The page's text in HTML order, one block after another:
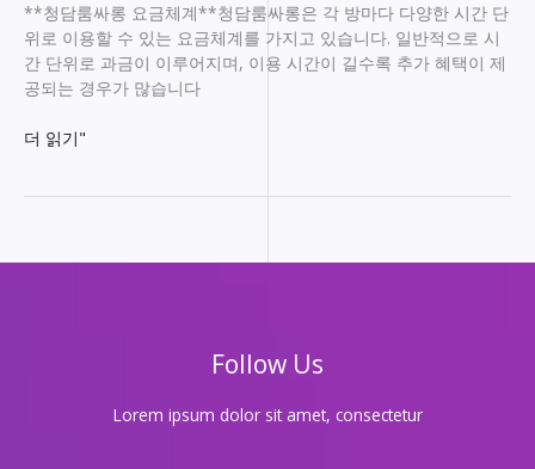
**청담룸싸롱 요금체계**청담룸싸롱은 각 방마다 다양한 시간 단
위로 이용할 수 있는 요금체계를 가지고 있습니다. 일반적으로 시
간 단위로 과금이 이루어지며, 이용 시간이 길수록 추가 혜택이 제
공되는 경우가 많습니다
청
요
더 읽기"
Follow Us
Lorem ipsum dolor sit amet, consectetur